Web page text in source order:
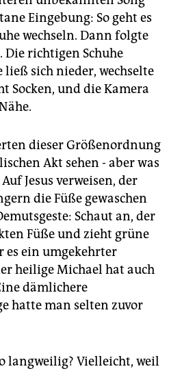
Eingebung: So geht es
wechseln. Dann folgte
Die richtigen Schuhe
sich nieder, wechselte
Socken, und die Kamera
dieser Größenordnung
Akt sehen - aber was
Jesus verweisen, der
die Füße gewaschen
Schaut an, der
Füße und zieht grüne
es ein umgekehrter
heilige Michael hat auch
dämlichere
hatte man selten zuvor
langweilig? Vielleicht, weil